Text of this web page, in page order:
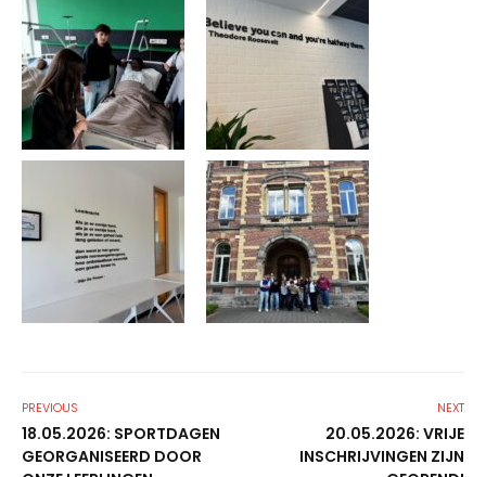
PREVIOUS
18.05.2026: SPORTDAGEN
GEORGANISEERD DOOR
NEXT
20.05.2026: VRIJE
INSCHRIJVINGEN ZIJN